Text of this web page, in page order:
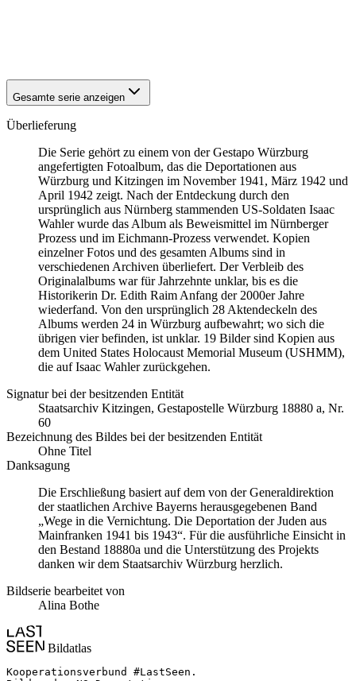
Gesamte serie anzeigen
Überlieferung
Die Serie gehört zu einem von der Gestapo Würzburg
angefertigten Fotoalbum, das die Deportationen aus
Würzburg und Kitzingen im November 1941, März 1942 und
April 1942 zeigt. Nach der Entdeckung durch den
ursprünglich aus Nürnberg stammenden US-Soldaten Isaac
Wahler wurde das Album als Beweismittel im Nürnberger
Prozess und im Eichmann-Prozess verwendet. Kopien
einzelner Fotos und des gesamten Albums sind in
verschiedenen Archiven überliefert. Der Verbleib des
Originalalbums war für Jahrzehnte unklar, bis es die
Historikerin Dr. Edith Raim Anfang der 2000er Jahre
wiederfand. Von den ursprünglich 28 Aktendeckeln des
Albums werden 24 in Würzburg aufbewahrt; wo sich die
übrigen vier befinden, ist unklar. 19 Bilder sind Kopien aus
dem United States Holocaust Memorial Museum (USHMM),
die auf Isaac Wahler zurückgehen.
Signatur bei der besitzenden Entität
Staats­ar­chiv Kit­zin­gen, Ge­sta­po­stel­le Würz­burg 18880 a, Nr.
60
Bezeichnung des Bildes bei der besitzenden Entität
Ohne Titel
Danksagung
Die Erschließung basiert auf dem von der Generaldirektion
der staatlichen Archive Bayerns herausgegebenen Band
„Wege in die Vernichtung. Die Deportation der Juden aus
Mainfranken 1941 bis 1943“. Für die ausführliche Einsicht in
den Bestand 18880a und die Unterstützung des Projekts
danken wir dem Staatsarchiv Würzburg herzlich.
Bildserie bearbeitet von
Alina Bothe
Bildatlas
Kooperationsverbund #LastSeen.